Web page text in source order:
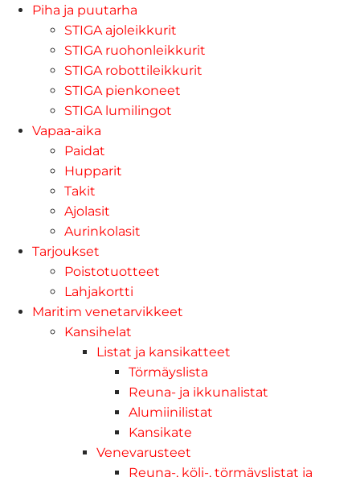
Piha ja puutarha
STIGA ajoleikkurit
STIGA ruohonleikkurit
STIGA robottileikkurit
STIGA pienkoneet
STIGA lumilingot
Vapaa-aika
Paidat
Hupparit
Takit
Ajolasit
Aurinkolasit
Tarjoukset
Poistotuotteet
Lahjakortti
Maritim venetarvikkeet
Kansihelat
Listat ja kansikatteet
Törmäyslista
Reuna- ja ikkunalistat
Alumiinilistat
Kansikate
Venevarusteet
Reuna-, köli-, törmäyslistat ja